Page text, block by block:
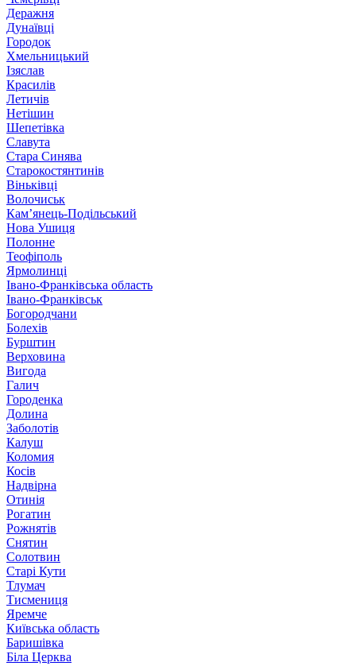
Деражня
Дунаївці
Городок
Хмельницький
Ізяслав
Красилів
Летичів
Нетішин
Шепетівка
Славута
Стара Синява
Старокостянтинів
Віньківці
Волочиськ
Кам’янець-Подільський
Нова Ушиця
Полонне
Теофіполь
Ярмолинці
Івано-Франківська область
Івано-Франківськ
Богородчани
Болехів
Бурштин
Верховина
Вигода
Галич
Городенка
Долина
Заболотів
Калуш
Коломия
Косів
Надвірна
Отинія
Рогатин
Рожнятів
Снятин
Солотвин
Старі Кути
Тлумач
Тисмениця
Яремче
Київська область
Баришівка
Біла Церква